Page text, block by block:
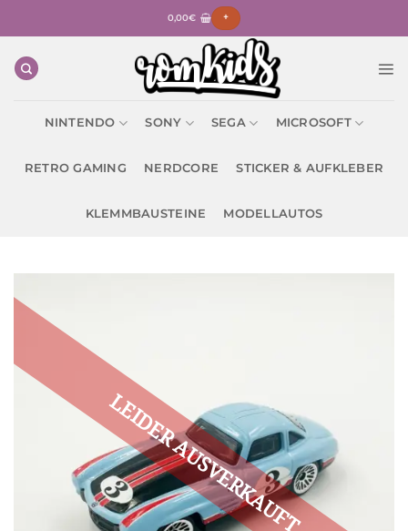
0,00€ +
NINTENDO SONY SEGA MICROSOFT
RETRO GAMING NERDCORE STICKER & AUFKLEBER
KLEMMBAUSTEINE MODELLAUTOS